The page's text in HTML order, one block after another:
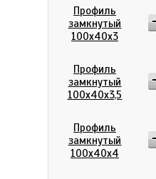
Профиль
замкнутый
100х40х3
Профиль
замкнутый
100х40х3,5
Профиль
замкнутый
100х40х4